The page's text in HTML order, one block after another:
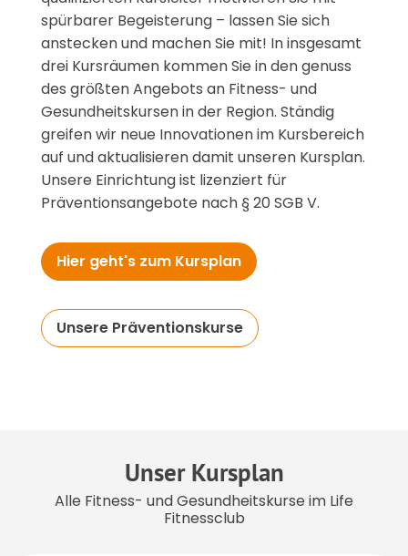
spürbarer Begeisterung – lassen Sie sich
anstecken und machen Sie mit! In insgesamt
drei Kursräumen kommen Sie in den genuss
des größten Angebots an Fitness- und
Gesundheitskursen in der Region. Ständig
greifen wir neue Innovationen im Kursbereich
auf und aktualisieren damit unseren Kursplan.
Unsere Einrichtung ist lizenziert für
Präventionsangebote nach § 20 SGB V.
Hier geht's zum Kursplan
Unsere Präventionskurse
Unser Kursplan
Alle Fitness- und Gesundheitskurse im Life
Fitnessclub